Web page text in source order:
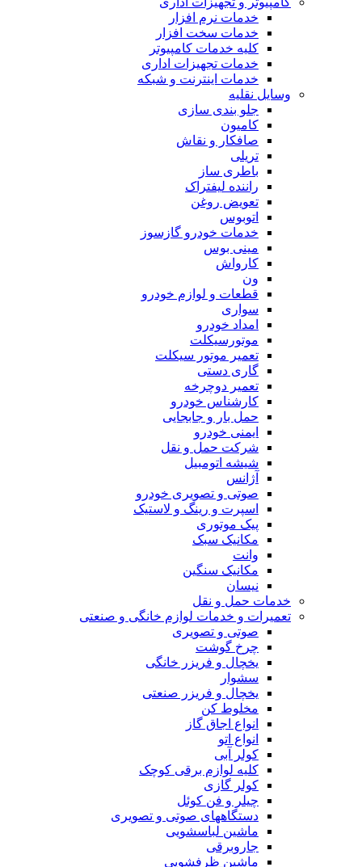
خدمات نرم افزار
خدمات سخت افزار
کلیه خدمات کامپیوتر
خدمات تجهیزات اداری
خدمات اینترنت و شبکه
وسایل نقلیه
جلو بندی سازی
کامیون
صافکار و نقاش
تریلی
باطری ساز
راننده لیفتراک
تعویض روغن
اتوبوس
خدمات خودرو گازسوز
مینی بوس
کارواش
ون
قطعات و لوازم خودرو
سواری
امداد خودرو
موتورسیکلت
تعمیر موتور سیکلت
گاری دستی
تعمیر دوچرخه
کارشناس خودرو
حمل بار و جابجایی
ایمنی خودرو
شرکت حمل و نقل
شیشه اتومبیل
آژانس
صوتی و تصویری خودرو
اسپرت و رینگ و لاستیک
پیک موتوری
مکانیک سبک
وانت
مکانیک سنگین
نیسان
خدمات حمل و نقل
تعمیرات و خدمات لوازم خانگی و صنعتی
صوتی و تصویری
چرخ گوشت
یخچال و فریزر خانگی
سشوار
یخچال و فریزر صنعتی
مخلوط کن
انواع اجاق گاز
انواع اتو
کولر آبی
کلیه لوازم برقی کوچک
کولر گازی
چیلر و فن کوئل
دستگاههای صوتی و تصویری
ماشین لباسشویی
جاروبرقی
ماشین ظرفشویی